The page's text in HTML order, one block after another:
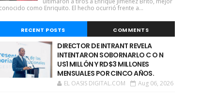
como Enriquito. El hecho ocurrió frente a...
RECENT POSTS COMMENTS
DIRECTOR DE INTRANT REVELA
INTENTARON SOBORNARLO C O N
US1 MILLÓN Y RD$3 MILLONES
MENSUALES POR CINCO AÑOS.
EL OASIS DIGITAL.COM Aug 06, 2026